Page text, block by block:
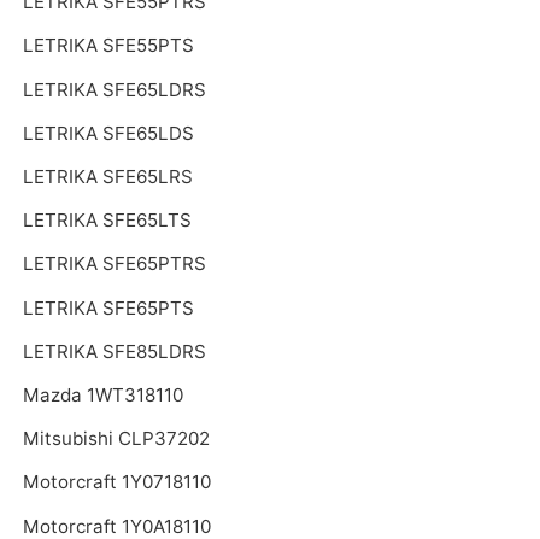
LETRIKA SFE55PTS
LETRIKA SFE65LDRS
LETRIKA SFE65LDS
LETRIKA SFE65LRS
LETRIKA SFE65LTS
LETRIKA SFE65PTRS
LETRIKA SFE65PTS
LETRIKA SFE85LDRS
Mazda 1WT318110
Mitsubishi CLP37202
Motorcraft 1Y0718110
Motorcraft 1Y0A18110